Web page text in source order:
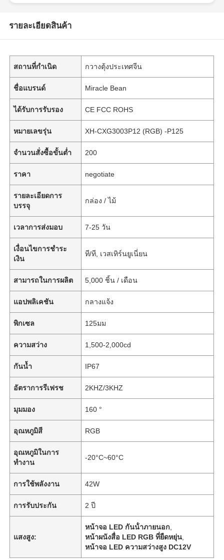
รายละเอียดสินค้า
สถานที่กำเนิด กวางตุ้งประเทศจีน
ชื่อแบรนด์ Miracle Bean
ได้รับการรับรอง CE FCC ROHS
หมายเลขรุ่น XH-CXG3003P12 (RGB) -P125
จำนวนสั่งซื้อขั้นต่ำ 200
ราคา negotiate
รายละเอียดการ
บรรจุ
กล่อง / ไม้
เวลาการส่งมอบ 7-25 วัน
เงื่อนไขการชำระ
เงิน
ที/ที, เวสเทิร์นยูเนี่ยน
สามารถในการผลิต 5,000 ชิ้น / เดือน
แอปพลิเคชัน กลางแจ้ง
พิกเซล 125มม
ความสว่าง 1,500-2,000cd
กันน้ำ IP67
อัตราการรีเฟรช 2KHZ/3KHZ
มุมมอง 160 °
อุณหภูมิสี RGB
อุณหภูมิในการ
ทำงาน
-20°C~60°C
การใช้พลังงาน 42W
การรับประกัน 2 ปี
แสงสูง:
หน้าจอ LED กันน้ําภายนอก
หน้าผนังสื่อ LED RGB ที่ยืดหยุ่น
หน้าจอ LED ความสว่างสูง DC12V